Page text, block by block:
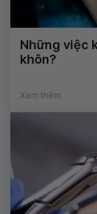
Những việc
khôn?
Xem thêm